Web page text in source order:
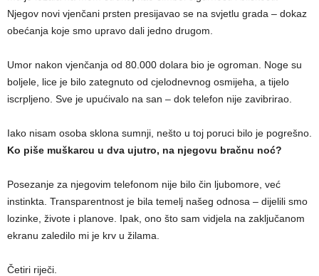
Njegov novi vjenčani prsten presijavao se na svjetlu grada – dokaz
obećanja koje smo upravo dali jedno drugom.
Umor nakon vjenčanja od 80.000 dolara bio je ogroman. Noge su
boljele, lice je bilo zategnuto od cjelodnevnog osmijeha, a tijelo
iscrpljeno. Sve je upućivalo na san – dok telefon nije zavibrirao.
Iako nisam osoba sklona sumnji, nešto u toj poruci bilo je pogrešno.
Ko piše muškarcu u dva ujutro, na njegovu bračnu noć?
Posezanje za njegovim telefonom nije bilo čin ljubomore, već
instinkta. Transparentnost je bila temelj našeg odnosa – dijelili smo
lozinke, živote i planove. Ipak, ono što sam vidjela na zaključanom
ekranu zaledilo mi je krv u žilama.
Četiri riječi.